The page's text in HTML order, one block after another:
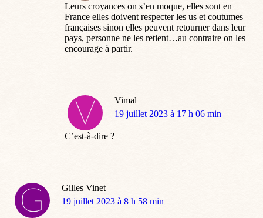
Leurs croyances on s’en moque, elles sont en
France elles doivent respecter les us et coutumes
françaises sinon elles peuvent retourner dans leur
pays, personne ne les retient…au contraire on les
encourage à partir.
Vimal
dit
19 juillet 2023 à 17 h 06 min
C’est-à-dire ?
Gilles Vinet
dit
19 juillet 2023 à 8 h 58 min